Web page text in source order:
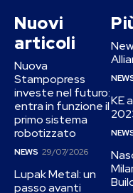
Nuovi
articoli
Nuova
Stampopress
investe nel futuro:
entra in funzione il
primo sistema
robotizzato
NEWS 29/07/2026
Lupak Metal: un
passo avanti
KE